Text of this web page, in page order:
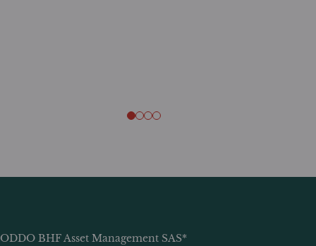
ODDO BHF Asset Management SAS*